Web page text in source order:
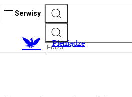
Serwisy
Pieniądze